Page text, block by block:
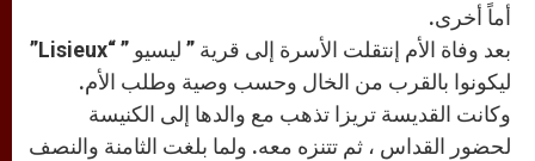
أماً أخرى.
بعد وفاة الأم إنتقلت الأسرة إلى قرية ” ليسيو ” “Lisieux”
ليكونوا بالقرب من الخال وحسب وصية وطلب الأم.
وكانت القديسة تريزا تذهب مع والدها إلى الكنيسة
لحضور القداس ، ثم تتنزه معه. ولما بلغت الثامنة والنصف